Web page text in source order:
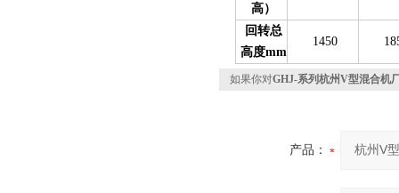
高）
回转总
高度mm
1450
如果你对GHJ-系列杭州V型混合机
产品：